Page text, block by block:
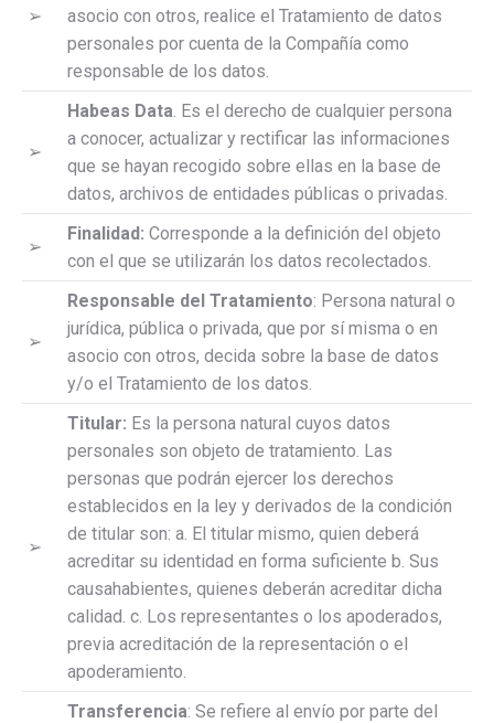
➢
asocio con otros, realice el Tratamiento de datos
personales por cuenta de la Compañía como
responsable de los datos.
➢
Habeas Data. Es el derecho de cualquier persona
a conocer, actualizar y rectificar las informaciones
que se hayan recogido sobre ellas en la base de
datos, archivos de entidades públicas o privadas.
➢
Finalidad: Corresponde a la definición del objeto
con el que se utilizarán los datos recolectados.
➢
Responsable del Tratamiento: Persona natural o
jurídica, pública o privada, que por sí misma o en
asocio con otros, decida sobre la base de datos
y/o el Tratamiento de los datos.
➢
Titular: Es la persona natural cuyos datos
personales son objeto de tratamiento. Las
personas que podrán ejercer los derechos
establecidos en la ley y derivados de la condición
de titular son: a. El titular mismo, quien deberá
acreditar su identidad en forma suficiente b. Sus
causahabientes, quienes deberán acreditar dicha
calidad. c. Los representantes o los apoderados,
previa acreditación de la representación o el
apoderamiento.
Transferencia: Se refiere al envío por parte del